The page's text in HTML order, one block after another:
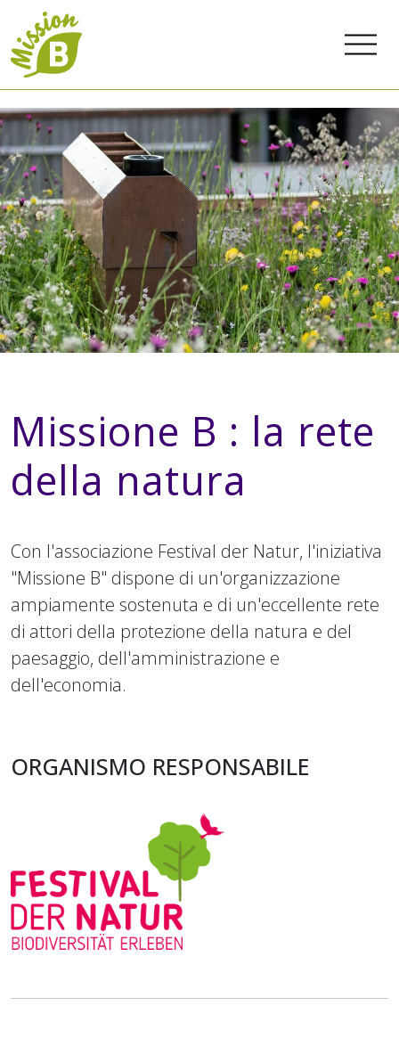
Missione B : la rete
della natura
Con l'associazione Festival der Natur, l'iniziativa
"Missione B" dispone di un'organizzazione
ampiamente sostenuta e di un'eccellente rete
di attori della protezione della natura e del
paesaggio, dell'amministrazione e
dell'economia.
ORGANISMO RESPONSABILE